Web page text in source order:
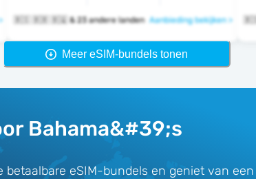
🇧🇸 🇧🇧 🇧🇶 & 23 andere landen Aanbieding bekijken >
Meer eSIM-bundels tonen
Bahama&#39;s
eSIM-bundels en geniet van een